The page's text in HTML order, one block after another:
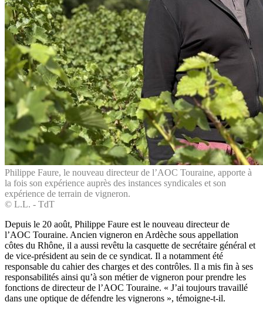
Philippe Faure, le nouveau directeur de l’AOC Touraine, apporte à
la fois son expérience auprès des instances syndicales et son
expérience de terrain de vigneron.
© L.L. - TdT
Depuis le 20 août, Philippe Faure est le nouveau directeur de
l’AOC Touraine. Ancien vigneron en Ardèche sous appellation
côtes du Rhône, il a aussi revêtu la casquette de secrétaire général et
de vice-président au sein de ce syndicat. Il a notamment été
responsable du cahier des charges et des contrôles. Il a mis fin à ses
responsabilités ainsi qu’à son métier de vigneron pour prendre les
fonctions de directeur de l’AOC Touraine. « J’ai toujours travaillé
dans une optique de défendre les vignerons », témoigne-t-il.